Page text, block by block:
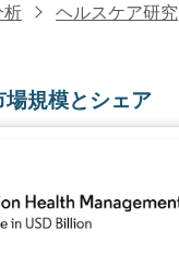
析 ヘルスケア研究
規模とシェア